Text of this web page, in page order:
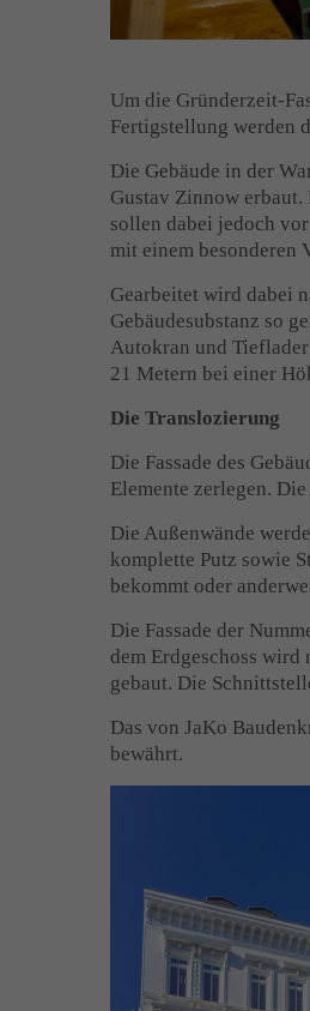
Um die Gründerzeit-
Fertigstellung werden
Die Gebäude in der
Gustav Zinnow erbaut.
sollen dabei jedoch
mit einem besonderen
Gearbeitet wird dabei
Gebäudesubstanz so
Autokran und
21 Metern bei einer
Die Translozierung
Die Fassade des
Elemente zerlegen.
Die Außenwände
komplette Putz sowie
bekommt oder
Die Fassade der
dem Erdgeschoss
gebaut. Die
Das von JaKo
bewährt.